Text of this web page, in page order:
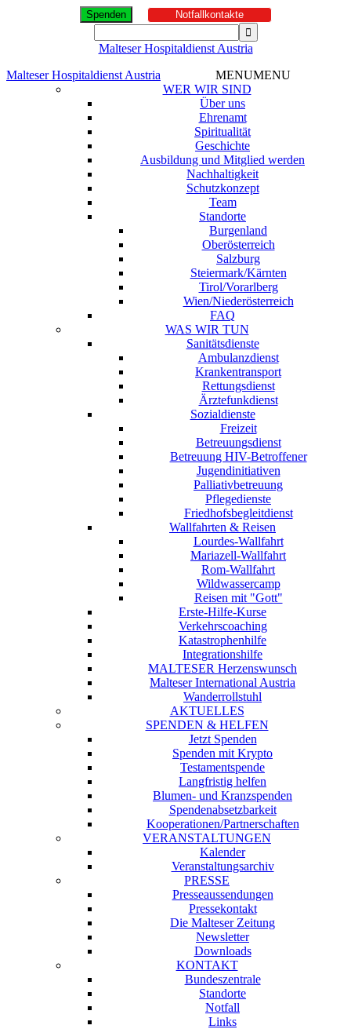
Spenden Notfallkontakte
Malteser Hospitaldienst Austria
Malteser Hospitaldienst Austria
MENUMENU
WER WIR SIND
Über uns
Ehrenamt
Spiritualität
Geschichte
Ausbildung und Mitglied werden
Nachhaltigkeit
Schutzkonzept
Team
Standorte
Burgenland
Oberösterreich
Salzburg
Steiermark/Kärnten
Tirol/Vorarlberg
Wien/Niederösterreich
FAQ
WAS WIR TUN
Sanitätsdienste
Ambulanzdienst
Krankentransport
Rettungsdienst
Ärztefunkdienst
Sozialdienste
Freizeit
Betreuungsdienst
Betreuung HIV-Betroffener
Jugendinitiativen
Palliativbetreuung
Pflegedienste
Friedhofsbegleitdienst
Wallfahrten & Reisen
Lourdes-Wallfahrt
Mariazell-Wallfahrt
Rom-Wallfahrt
Wildwassercamp
Reisen mit "Gott"
Erste-Hilfe-Kurse
Verkehrscoaching
Katastrophenhilfe
Integrationshilfe
MALTESER Herzenswunsch
Malteser International Austria
Wanderrollstuhl
AKTUELLES
SPENDEN & HELFEN
Jetzt Spenden
Spenden mit Krypto
Testamentspende
Langfristig helfen
Blumen- und Kranzspenden
Spendenabsetzbarkeit
Kooperationen/Partnerschaften
VERANSTALTUNGEN
Kalender
Veranstaltungsarchiv
PRESSE
Presseaussendungen
Pressekontakt
Die Malteser Zeitung
Newsletter
Downloads
KONTAKT
Bundeszentrale
Standorte
Notfall
Links